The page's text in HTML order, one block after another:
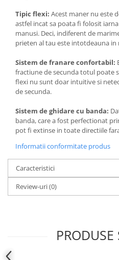
Tipic flexi: Acest maner nu este
astfel incat sa poata fi folosit
manusi. Deci, indiferent de
prieten al tau este intotdeauna in
Sistem de franare confortabil:
fractiune de secunda totul poate
flexi nu sunt doar intuitive si
de secunda.
Sistem de ghidare cu banda:
banda, care a fost perfectionat
pot fi extinse in toate directiile
Informatii conformitate produs
Caracteristici
Review-uri(0)